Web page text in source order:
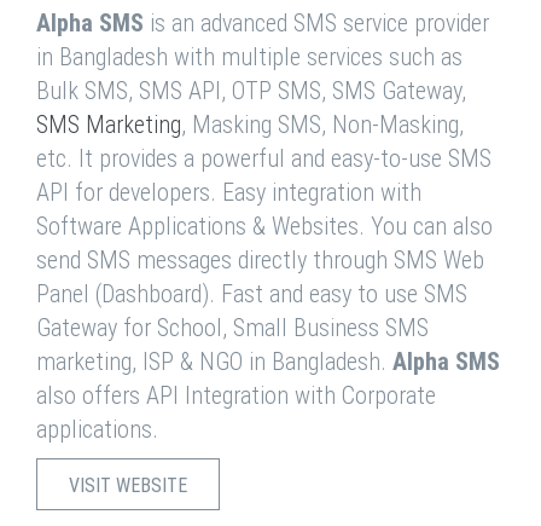
Alpha SMS is an advanced SMS service provider
in Bangladesh with multiple services such as
Bulk SMS, SMS API, OTP SMS, SMS Gateway,
SMS Marketing, Masking SMS, Non-Masking,
etc. It provides a powerful and easy-to-use SMS
API for developers. Easy integration with
Software Applications & Websites. You can also
send SMS messages directly through SMS Web
Panel (Dashboard). Fast and easy to use SMS
Gateway for School, Small Business SMS
marketing, ISP & NGO in Bangladesh. Alpha SMS
also offers API Integration with Corporate
applications.
VISIT WEBSITE